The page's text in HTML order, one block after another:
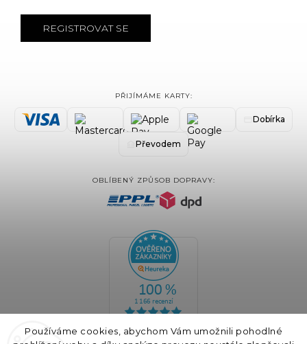
Používáme cookies, abychom Vám umožnili pohodlné
REGISTROVAT SE
PŘIJÍMÁME KARTY:
Dobírka
Převodem
OBLÍBENÝ ZPŮSOB DOPRAVY: